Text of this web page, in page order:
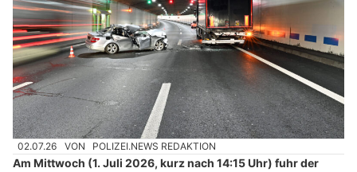
02.07.26 VON POLIZEI.NEWS REDAKTION
Am Mittwoch (1. Juli 2026, kurz nach 14:15 Uhr) fuhr der